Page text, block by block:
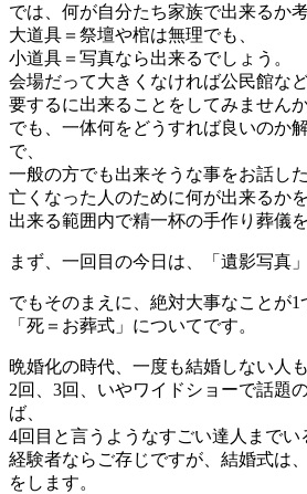
では、何が自分たち家族で出来るか
大道具＝祭壇や棺は無理でも、
小道具＝写真なら出来るでしょう。
会場だって大きくなければ公民館な
要するに出来ることをしてみません
でも、一体何をどうすれば良いのか
で、
一般の方でも出来そうな事をお話し
亡くなった人のために何が出来るか
出来る範囲内で精一杯の手作り葬儀
まず、一回目の今日は、「遺影写真
でもそのまえに、絶対大事なことが1
「死＝お葬式」についてです。
晩婚化の時代、一度も結婚しない人も
2回、3回、いやワイドショーで話題
ば、
4回目と言うようなすごい達人までい
経験者ならご存じですが、結婚式は
をします。